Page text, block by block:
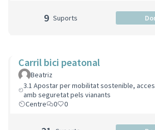
9 Suports
Carril bici peatonal
Beatriz
3.1 Apostar per mobilitat sostenible,
amb seguretat pels vianants
Centre
0 0